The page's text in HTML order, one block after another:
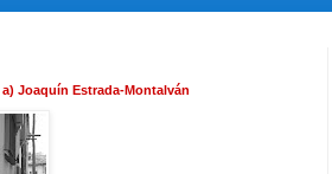
Joaquín Estrada-Montalván